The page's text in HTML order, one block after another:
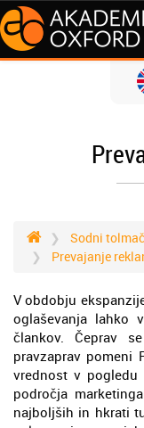
Sodni
Prevajanje
V obdobju
oglaševanja lahko
člankov. Čeprav
pravzaprav pomeni
vrednost v pogledu
področja
najboljših in hkrati